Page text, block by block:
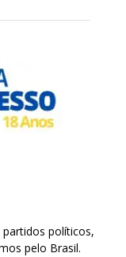
políticos,
pelo Brasil.